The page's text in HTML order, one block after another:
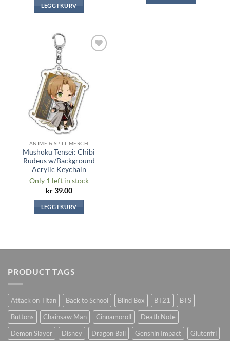
LEGG I KURV
ANIME & SPILL MERCH
Mushoku Tensei: Chibi
Rudeus w/Background
Acrylic Keychain
Only 1 left in stock
kr39.00
LEGG I KURV
PRODUCT TAGS
Attack on Titan Back to School Blind Box BT21
BTS
Buttons
Chainsaw Man Cinnamoroll
Death Note
Demon Slayer
Disney Dragon Ball Genshin Impact
Glutenfri